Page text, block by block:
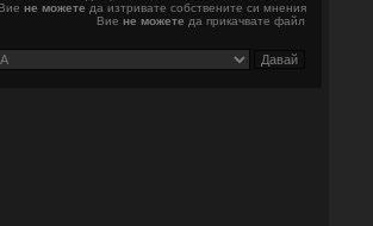
Вие не можете да изтривате собствените си мнения
Вие не можете да прикачвате файл